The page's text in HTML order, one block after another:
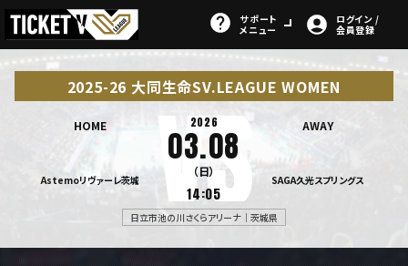
サポート
メニュー
ログイン /
会員登録
2025-26 大同生命SV.LEAGUE WOMEN
HOME
Astemoリヴァーレ茨城
2026
03.08
（日）
14:05
AWAY
SAGA久光スプリングス
日立市池の川さくらアリーナ｜茨城県